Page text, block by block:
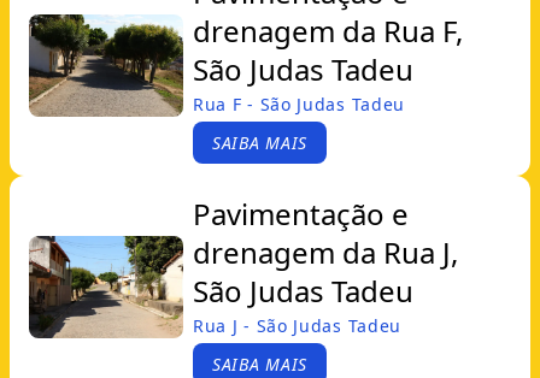
drenagem da Rua F,
São Judas Tadeu
Rua F - São Judas Tadeu
SAIBA MAIS
Pavimentação e
drenagem da Rua J,
São Judas Tadeu
Rua J - São Judas Tadeu
SAIBA MAIS